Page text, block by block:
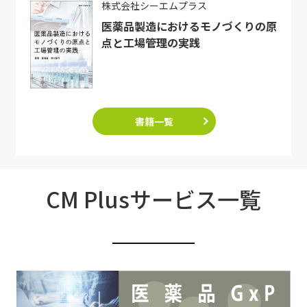
株式会社シーエムプラス
医薬品製造におけるモノづくりの原
点と工場管理の実践
書籍一覧
CM Plusサービス一覧